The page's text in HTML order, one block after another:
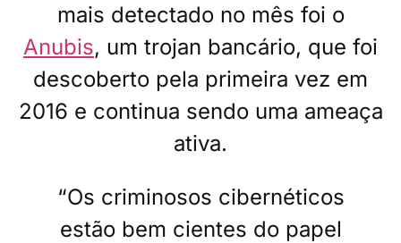
mais detectado no mês foi o
Anubis, um trojan bancário, que foi
descoberto pela primeira vez em
2016 e continua sendo uma ameaça
ativa.
“Os criminosos cibernéticos
estão bem cientes do papel